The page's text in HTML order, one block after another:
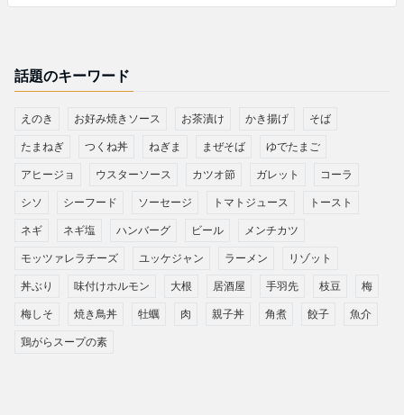
話題のキーワード
えのき お好み焼きソース お茶漬け かき揚げ そば
たまねぎ つくね丼 ねぎま まぜそば ゆでたまご
アヒージョ ウスターソース カツオ節 ガレット コーラ
シソ シーフード ソーセージ トマトジュース トースト
ネギ ネギ塩 ハンバーグ ビール メンチカツ
モッツァレラチーズ ユッケジャン ラーメン リゾット
丼ぶり 味付けホルモン 大根 居酒屋 手羽先 枝豆 梅
梅しそ 焼き鳥丼 牡蠣 肉 親子丼 角煮 餃子 魚介
鶏がらスープの素